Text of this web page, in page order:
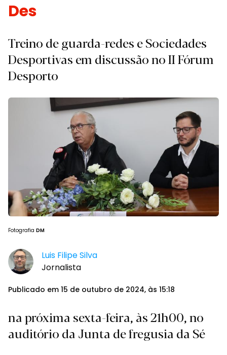
Desporto.
Treino de guarda-redes e Sociedades
Desportivas em discussão no II Fórum
Desporto
Fotografia DM
Luis Filipe Silva
Jornalista
Publicado em 15 de outubro de 2024, às 15:18
na próxima sexta-feira, às 21h00, no
auditório da Junta de fregusia da Sé